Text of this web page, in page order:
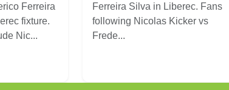
Ferreira
fixture.
Nic...
Ferreira Silva in Liberec. Fans
following Nicolas Kicker vs
Frede...